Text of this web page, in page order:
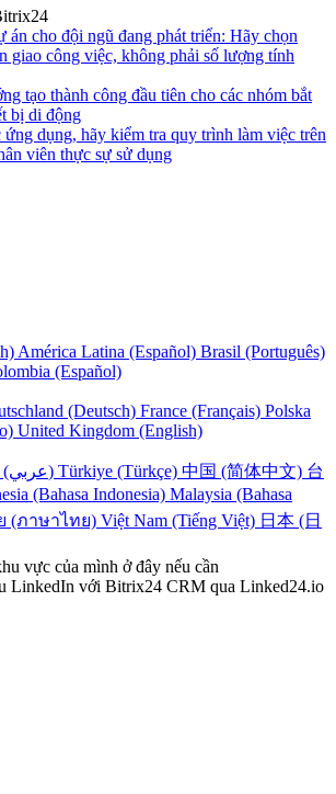
án cho đội ngũ đang phát triển: Hãy chọn
giao công việc, không phải số lượng tính
tạo thành công đầu tiên cho các nhóm bắt
bị di động
dụng, hãy kiểm tra quy trình làm việc trên
viên thực sự sử dụng
América Latina (Español) Brasil (Português)
(Español)
(Deutsch) France (Français) Polska
United Kingdom (English)
UAE (عربي) Türkiye (Türkçe) 中国 (简体中文) 台
(Bahasa Indonesia) Malaysia (Bahasa
(ภาษาไทย) Việt Nam (Tiếng Việt) 日本 (日
vực của mình ở đây nếu cần
LinkedIn với Bitrix24 CRM qua Linked24.io